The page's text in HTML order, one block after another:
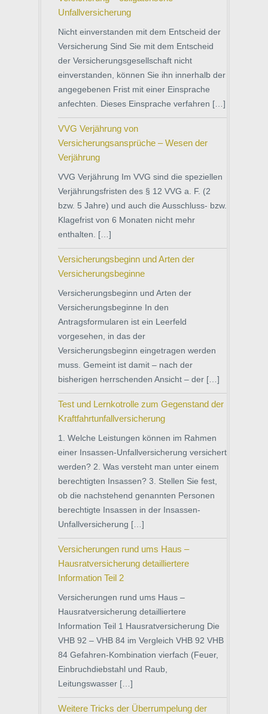
Unfallversicherung
Nicht einverstanden mit dem Entscheid der
Versicherung Sind Sie mit dem Entscheid
der Versicherungsgesellschaft nicht
einverstanden, können Sie ihn innerhalb der
angegebenen Frist mit einer Einsprache
anfechten. Dieses Einsprache verfahren […]
VVG Verjährung von
Versicherungsansprüche – Wesen der
Verjährung
VVG Verjährung Im VVG sind die speziellen
Verjährungsfristen des § 12 VVG a. F. (2
bzw. 5 Jahre) und auch die Ausschluss- bzw.
Klagefrist von 6 Monaten nicht mehr
enthalten. […]
Versicherungsbeginn und Arten der
Versicherungsbeginne
Versicherungsbeginn und Arten der
Versicherungsbeginne In den
Antragsformularen ist ein Leerfeld
vorgesehen, in das der
Versicherungsbeginn eingetragen werden
muss. Gemeint ist damit – nach der
bisherigen herrschenden Ansicht – der […]
Test und Lernkotrolle zum Gegenstand der
Kraftfahrtunfallversicherung
1. Welche Leistungen können im Rahmen
einer Insassen-Unfallversicherung versichert
werden? 2. Was versteht man unter einem
berechtigten Insassen? 3. Stellen Sie fest,
ob die nachstehend genannten Personen
berechtigte Insassen in der Insassen-
Unfallversicherung […]
Versicherungen rund ums Haus –
Hausratversicherung detailliertere
Information Teil 2
Versicherungen rund ums Haus –
Hausratversicherung detailliertere
Information Teil 1 Hausratversicherung Die
VHB 92 – VHB 84 im Vergleich VHB 92 VHB
84 Gefahren-Kombination vierfach (Feuer,
Einbruchdiebstahl und Raub,
Leitungswasser […]
Weitere Tricks der Überrumpelung der